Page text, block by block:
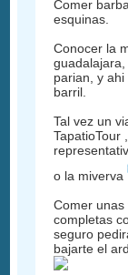
Comer
esquinas.
Conocer la
parian, y
barril.
Tal vez un
TapatioTour
o la miverva
Comer
completas
seguro
bajarte el